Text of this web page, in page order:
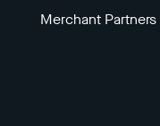
Merchant Partners